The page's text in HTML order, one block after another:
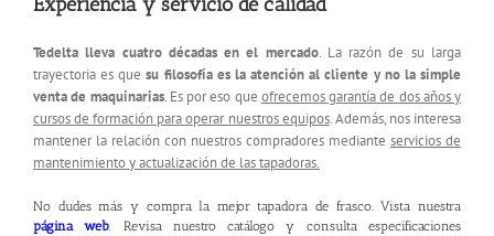
Tedelta lleva cuatro décadas en el mercado. La razón de su larga
trayectoria es quesu filosofía es la atención al cliente y no la simple
venta de maquinarias. Es por eso que ofrecemos garantía de dos años y
cursos de formación para operar nuestros equipos. Además, nos interesa
mantener la relación con nuestros compradores mediante servicios de
mantenimiento y actualización de las tapadoras.
No dudes más y compra la mejor tapadora de frasco. Vista nuestra
página web . Revisa nuestro catálogo y consulta especificaciones